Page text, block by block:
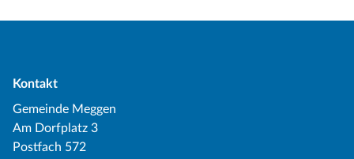
Kontakt
Gemeinde Meggen
Am Dorfplatz 3
Postfach 572